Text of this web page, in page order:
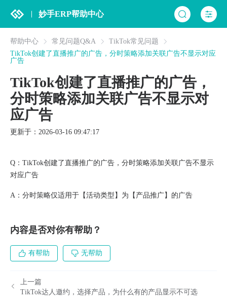
妙手ERP帮助中心
帮助中心 常见问题Q&A
TikTok常见问题
TikTok创建了直播推广的广告，分时策略添加关联广告不显示对应
广告
TikTok创建了直播推广的广告，
分时策略添加关联广告不显示对
应广告
更新于：2026-03-16 09:47:17
Q：TikTok创建了直播推广的广告，分时策略添加关联广告不显示
对应广告
A：分时策略仅适用于【活动类型】为【产品推广】的广告
内容是否对你有帮助？
有帮助 无帮助
上一篇
TikTok达人邀约，选择产品，为什么有的产品显示不可选